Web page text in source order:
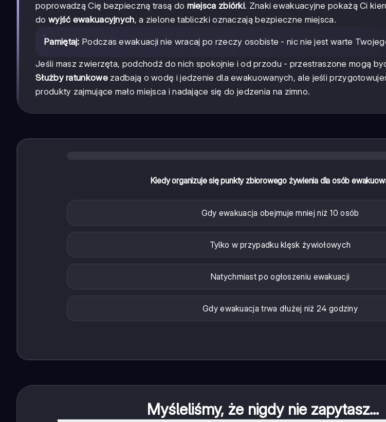
poprowadzą Cię bezpieczną trasą do miejsca zbiórki. Znaki ewakuacyjne pokażą Ci
do wyjść ewakuacyjnych, a zielone tabliczki oznaczają bezpieczne miejsca.
Pamiętaj: Podczas ewakuacji nie wracaj po rzeczy osobiste - nic nie jest warte
Jeśli masz zwierzęta, podchodź do nich spokojnie i od przodu - przestraszone mogą
Służby ratunkowezadbają o wodę i jedzenie dla ewakuowanych, ale jeśli
produkty zajmujące mało miejsca i nadające się do jedzenia na zimno.
Kiedy organizuje się punkty zbiorowego żywienia dla osób
Gdy ewakuacja obejmuje mniej niż 10 osób
Tylko w przypadku klęsk żywiołowych
Natychmiast po ogłoszeniu ewakuacji
Gdy ewakuacja trwa dłużej niż 24 godziny
Myśleliśmy, że nigdy nie zapytasz...